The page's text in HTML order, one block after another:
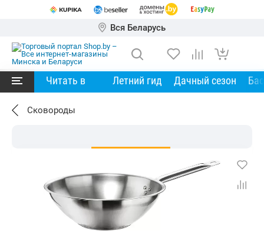
Вся Беларусь
Читать в Летний гид Дачный сезон
Сковороды